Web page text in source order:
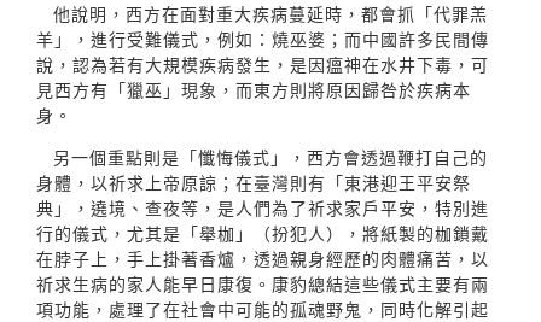
他說明，西方在面對重大疾病蔓延時，都會抓「代罪羔
羊」，進行受難儀式，例如：燒巫婆；而中國許多民間傳
說，認為若有大規模疾病發生，是因瘟神在水井下毒，可
見西方有「獵巫」現象，而東方則將原因歸咎於疾病本
身。
另一個重點則是「懺悔儀式」，西方會透過鞭打自己的
身體，以祈求上帝原諒；在臺灣則有「東港迎王平安祭
典」，遶境、查夜等，是人們為了祈求家戶平安，特別進
行的儀式，尤其是「舉枷」（扮犯人），將紙製的枷鎖戴
在脖子上，手上掛著香爐，透過親身經歷的肉體痛苦，以
祈求生病的家人能早日康復。康豹總結這些儀式主要有兩
項功能，處理了在社會中可能的孤魂野鬼，同時化解引起